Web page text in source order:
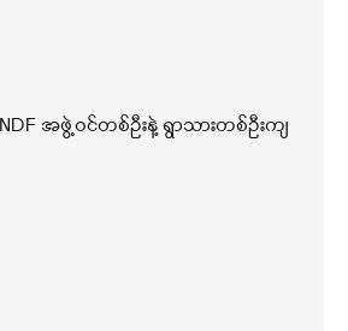
အဖွဲ့ဝင်တစ်ဦးနဲ့ ရွာသားတစ်ဦးကျ